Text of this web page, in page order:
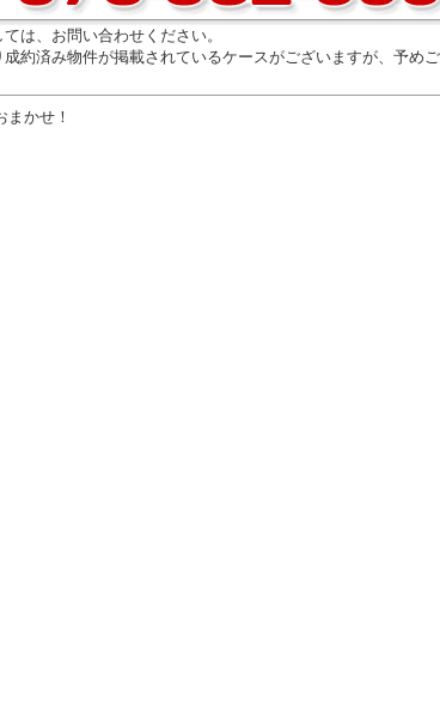
は、お問い合わせください。
約済み物件が掲載されているケースがございますが、予め
かせ！